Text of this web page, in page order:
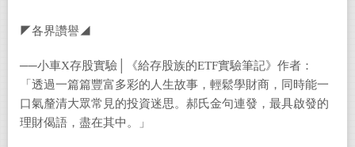
◤各界讚譽◢
──小車X存股實驗│《給存股族的ETF實驗筆記》作者：
「透過一篇篇豐富多彩的人生故事，輕鬆學財商，同時能一
口氣釐清大眾常見的投資迷思。郝氏金句連發，最具啟發的
理財偈語，盡在其中。」